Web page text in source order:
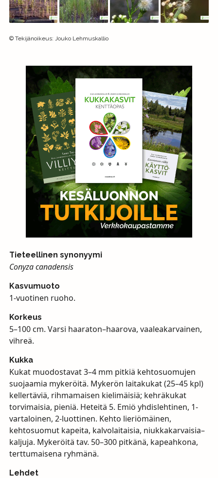
© Tekijänoikeus: Jouko Lehmuskallio
Tieteellinen synonyymi
Conyza canadensis
Kasvumuoto
1-vuotinen ruoho.
Korkeus
5–100 cm. Varsi haaraton–haarova, vaaleakarvainen,
vihreä.
Kukka
Kukat muodostavat 3–4 mm pitkiä kehtosuomujen
suojaamia mykeröitä. Mykerön laitakukat (25–45 kpl)
kellertäviä, rihmamaisen kielimäisiä; kehräkukat
torvimaisia, pieniä. Heteitä 5. Emiö yhdislehtinen, 1-
vartaloinen, 2-luottinen. Kehto lieriömäinen,
kehtosuomut kapeita, kalvolaitaisia, niukkakarvaisia–
kaljuja. Mykeröitä tav. 50–300 pitkänä, kapeahkona,
terttumaisena ryhmänä.
Lehdet